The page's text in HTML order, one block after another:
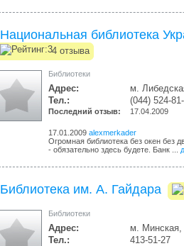
Национальная библиотека
4 отзыва
Библиотеки
Адрес:
м.
Тел.:
(044) 524-
Последний отзыв: 17.04.2009
17.01.2009 alexmerkader
Огромная библиотека без окен без
- обязательно здесь будете. Банк ...
Библиотека им. А. Гайдара
Библиотеки
Адрес:
м. Минская,
Тел.:
413-51-27